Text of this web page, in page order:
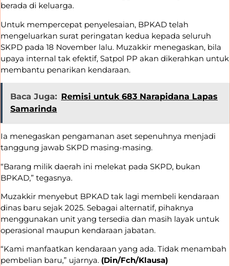
berada di keluarga.
Untuk mempercepat penyelesaian, BPKAD telah
mengeluarkan surat peringatan kedua kepada seluruh
SKPD pada 18 November lalu. Muzakkir menegaskan, bila
upaya internal tak efektif, Satpol PP akan dikerahkan untuk
membantu penarikan kendaraan.
Baca Juga: Remisi untuk 683 Narapidana Lapas
Samarinda
Ia menegaskan pengamanan aset sepenuhnya menjadi
tanggung jawab SKPD masing-masing.
“Barang milik daerah ini melekat pada SKPD, bukan
BPKAD,” tegasnya.
Muzakkir menyebut BPKAD tak lagi membeli kendaraan
dinas baru sejak 2025. Sebagai alternatif, pihaknya
menggunakan unit yang tersedia dan masih layak untuk
operasional maupun kendaraan jabatan.
“Kami manfaatkan kendaraan yang ada. Tidak menambah
pembelian baru,” ujarnya. (Din/Fch/Klausa)